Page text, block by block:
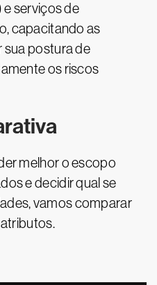
e serviços de
capacitando as
sua postura de
os riscos
melhor o escopo
e decidir qual se
vamos comparar